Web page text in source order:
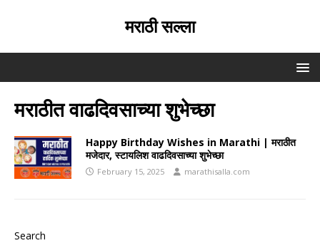
मराठी सल्ला
मराठीत वाढदिवसाच्या शुभेच्छा
Happy Birthday Wishes in Marathi | मराठीत
मजेदार, स्टायलिश वाढदिवसाच्या शुभेच्छा
February 15, 2025 marathisalla.com
Search